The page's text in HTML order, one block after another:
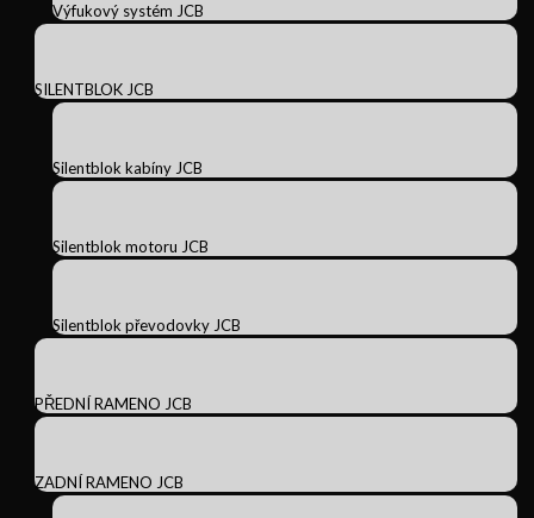
Výfukový systém JCB
SILENTBLOK JCB
Silentblok kabíny JCB
Silentblok motoru JCB
Silentblok převodovky JCB
PŘEDNÍ RAMENO JCB
ZADNÍ RAMENO JCB